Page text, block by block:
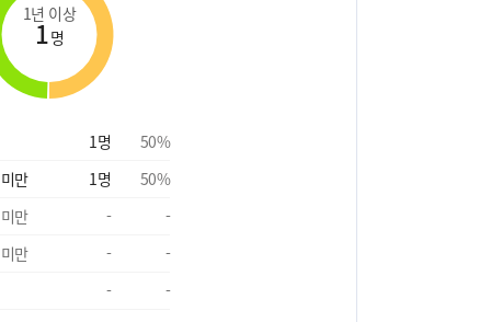
1년 이상
1명
1 명 50%
만
1 명 50%
만
-
-
만
-
-
-
-